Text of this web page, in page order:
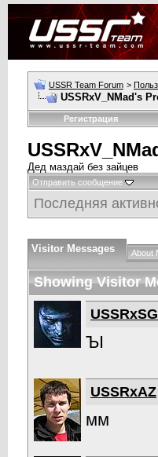
USSR Team Forum >
USSRxV_NMad's
Регистрация
Дед маздай без зайцев
Отправить сообщение
Последняя
Visitor Messages About
Showing Visitor
ЪI
USSRxAZ
мм